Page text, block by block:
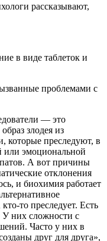
в виде таблеток и
проблемами с
— это
злодея из
которые преследуют, в
или эмоциональной
А вот причины
отклонения
и биохимия работает
то преследует. Есть
У них сложности с
Часто у них в
друг для друга»,